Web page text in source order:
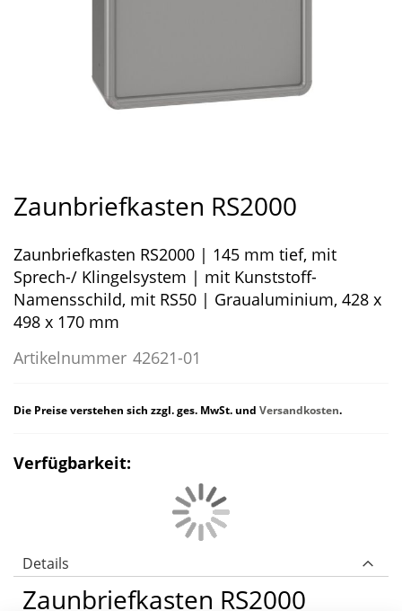
der
springen
Zaunbriefkasten RS2000
Zaunbriefkasten RS2000 | 145 mm tief, mit
Sprech-/ Klingelsystem | mit Kunststoff-
Namensschild, mit RS50 | Graualuminium, 428 x
498 x 170 mm
Artikelnummer 42621-01
Die Preise verstehen sich zzgl. ges. MwSt. und Versandkosten.
Verfügbarkeit:
Details
Zaunbriefkasten RS2000